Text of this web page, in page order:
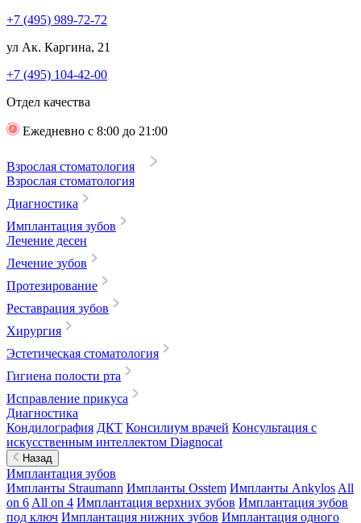
+7 (495) 989-72-72
ул Ак. Каргина, 21
+7 (495) 104-42-00
Отдел качества
Ежедневно с 8:00 до 21:00
Взрослая стоматология
Взрослая стоматология
Диагностика
Имплантация зубов
Лечение десен
Лечение зубов
Протезирование
Реставрация зубов
Хирургия
Эстетическая стоматология
Гигиена полости рта
Исправление прикуса
Диагностика
Кондилография ДКТ Консилиум врачей Консультация с
искусственным интеллектом Diagnocat
Назад
Имплантация зубов
Импланты Straumann Импланты Osstem Импланты Ankylos All
on 6 All on 4 Имплантация верхних зубов Имплантация зубов
под ключ Имплантация нижних зубов Имплантация одного